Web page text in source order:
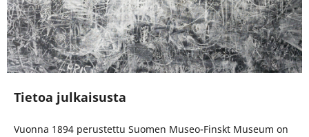
Tietoa julkaisusta
Vuonna 1894 perustettu Suomen Museo-Finskt Museum on